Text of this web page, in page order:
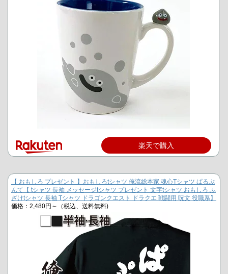
楽天で購入
【 おもしろ プレゼント 】おもしろtシャツ 俺流総本家 魂心Tシャツ ぱるぷ
んて【 tシャツ 長袖 メッセージtシャツ プレゼント 文字tシャツ おもしろ ふ
ざけtシャツ 長袖 Tシャツ ドラゴンクエスト ドラクエ 戦闘用 呪文 役職系】
価格：2,480円～（税込、送料無料)